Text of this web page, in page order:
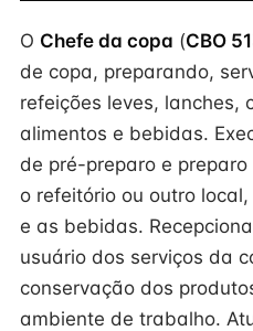
O Chefe da copa (CBO
de copa, preparando,
refeições leves, lanches,
alimentos e bebidas.
de pré-preparo e
o refeitório ou outro
e as bebidas.
usuário dos serviços da
conservação dos
ambiente de trabalho.